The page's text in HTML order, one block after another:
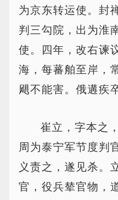
为京东转运使。封
判三勾院，出为淮
使。四年，改右谏
海，每蕃舶至岸，
飓不能害。俄遘疾
崔立，字本之
周为泰宁军节度判
义责之，遂见杀。
官，役兵辇官物，